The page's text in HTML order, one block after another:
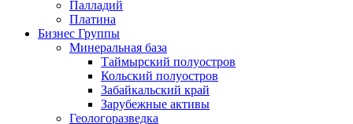
Палладий
Платина
Бизнес Группы
Минеральная база
Таймырский полуостров
Кольский полуостров
Забайкальский край
Зарубежные активы
Геологоразведка